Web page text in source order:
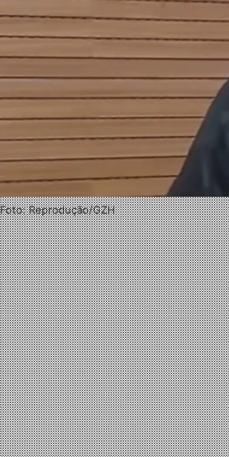
Foto: Reprodução/GZH